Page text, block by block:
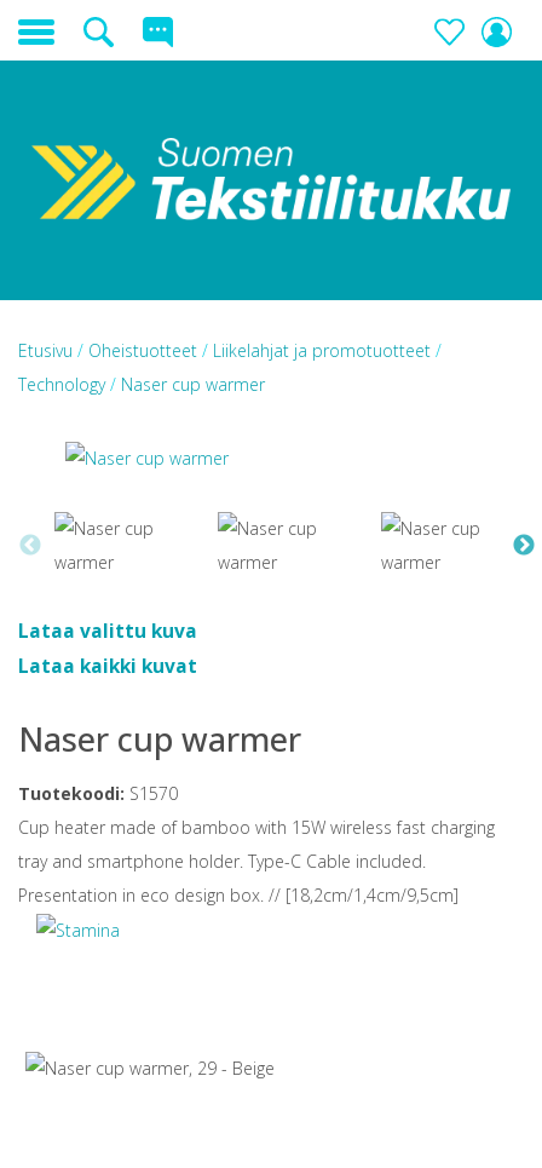
Etusivu / Oheistuotteet / Liikelahjat ja promotuotteet /
Technology/ Naser cup warmer
Lataa valittu kuva
Lataa kaikki kuvat
Naser cup warmer
Tuotekoodi: S1570
Cup heater made of bamboo with 15W wireless fast charging
tray and smartphone holder. Type-C Cable included.
Presentation in eco design box. // [18,2cm/1,4cm/9,5cm]